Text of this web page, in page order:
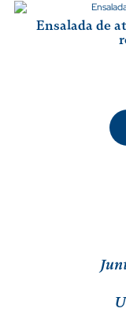
Ensalada de